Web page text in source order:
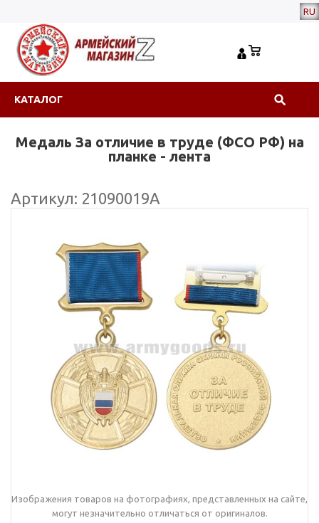
RU
КАТАЛОГ
Медаль За отличие в труде (ФСО РФ) на
планке - лента
Артикул: 21090019А
Изображения товаров на фотографиях, представленных на сайте,
могут незначительно отличаться от оригиналов.